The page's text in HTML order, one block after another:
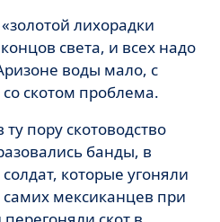
лихорадки
света, и всех надо
воды мало, с
скотом проблема.
пору скотоводство
банды, в
которые угоняли
самих мексиканцев при